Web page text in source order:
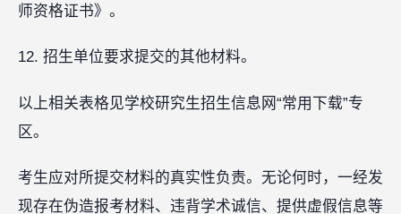
师资格证书》。
12. 招生单位要求提交的其他材料。
以上相关表格见学校研究生招生信息网“常用下载”专
区。
考生应对所提交材料的真实性负责。无论何时，一经发
现存在伪造报考材料、违背学术诚信、提供虚假信息等